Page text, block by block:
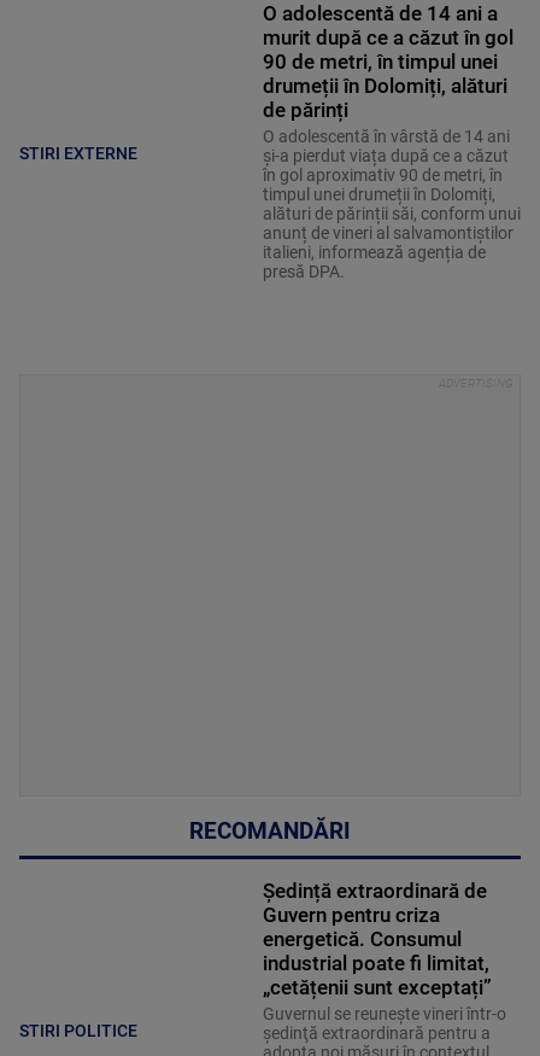
STIRI EXTERNE
O adolescentă de 14 ani a
murit după ce a căzut în gol
90 de metri, în timpul unei
drumeții în Dolomiți, alături
de părinți
O adolescentă în vârstă de 14 ani
și-a pierdut viața după ce a căzut
în gol aproximativ 90 de metri, în
timpul unei drumeții în Dolomiți,
alături de părinții săi, conform unui
anunț de vineri al salvamontiștilor
italieni, informează agenția de
presă DPA.
RECOMANDĂRI
STIRI POLITICE
Ședință extraordinară de
Guvern pentru criza
energetică. Consumul
industrial poate fi limitat,
„cetățenii sunt exceptați”
Guvernul se reuneşte vineri într-o
şedinţă extraordinară pentru a